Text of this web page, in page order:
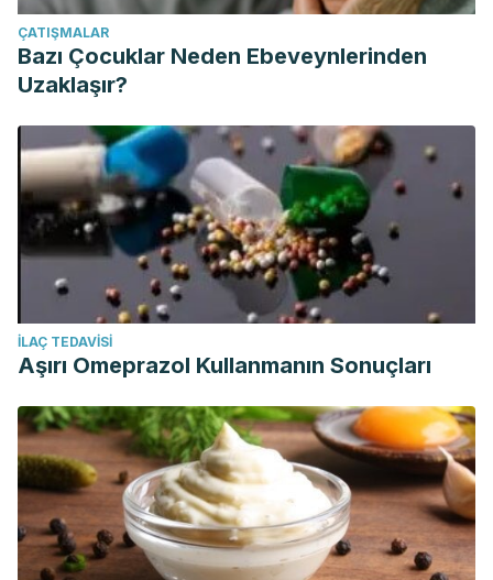
ÇATIŞMALAR
Bazı Çocuklar Neden Ebeveynlerinden
Uzaklaşır?
İLAÇ TEDAVISI
Aşırı Omeprazol Kullanmanın Sonuçları